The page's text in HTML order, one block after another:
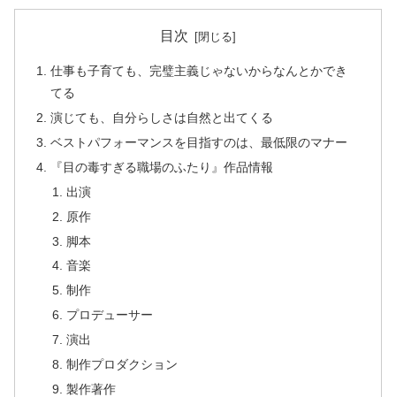
目次
仕事も子育ても、完璧主義じゃないからなんとかでき
てる
演じても、自分らしさは自然と出てくる
ベストパフォーマンスを目指すのは、最低限のマナー
『目の毒すぎる職場のふたり』作品情報
出演
原作
脚本
音楽
制作
プロデューサー
演出
制作プロダクション
製作著作